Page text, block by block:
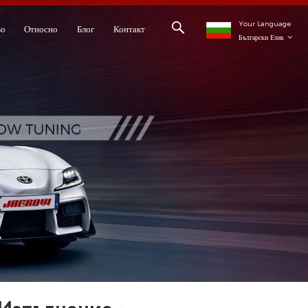
Your Language
Български Език
Относно Блог Контакт